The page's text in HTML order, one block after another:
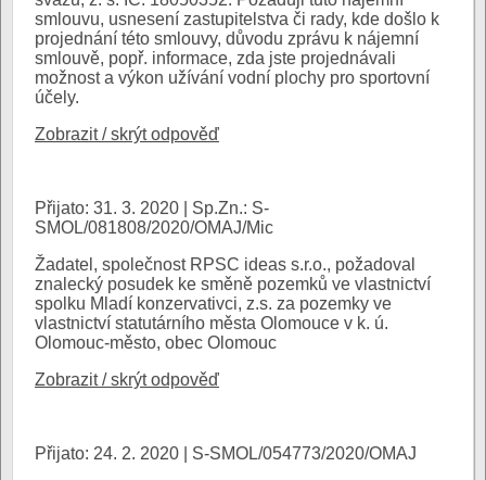
smlouvu, usnesení zastupitelstva či rady, kde došlo k
projednání této smlouvy, důvodu zprávu k nájemní
smlouvě, popř. informace, zda jste projednávali
možnost a výkon užívání vodní plochy pro sportovní
účely.
Zobrazit / skrýt odpověď
Přijato: 31. 3. 2020 | Sp.Zn.: S-
SMOL/081808/2020/OMAJ/Mic
Žadatel, společnost RPSC ideas s.r.o., požadoval
znalecký posudek ke směně pozemků ve vlastnictví
spolku Mladí konzervativci, z.s. za pozemky ve
vlastnictví statutárního města Olomouce v k. ú.
Olomouc-město, obec Olomouc
Zobrazit / skrýt odpověď
Přijato: 24. 2. 2020 | S-SMOL/054773/2020/OMAJ